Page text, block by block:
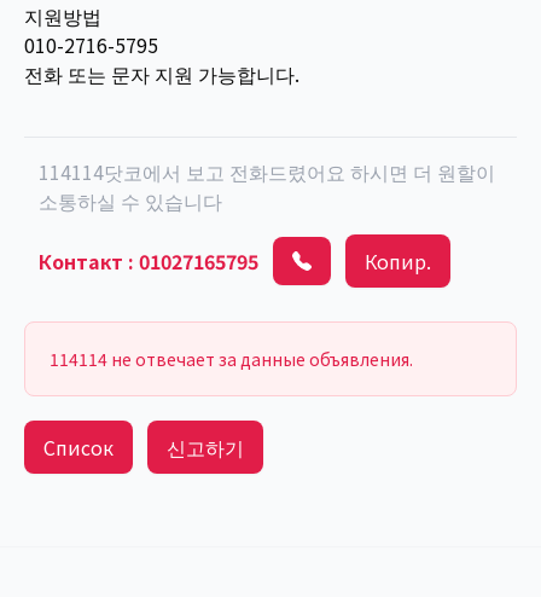
지원방법
010-2716-5795
전화 또는 문자 지원 가능합니다.
114114닷코에서 보고 전화드렸어요 하시면 더 원할이
소통하실 수 있습니다
Контакт : 01027165795 Копир.
114114 не отвечает за данные объявления.
Список 신고하기